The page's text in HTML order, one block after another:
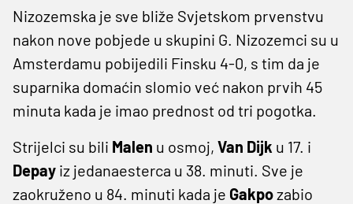
Nizozemska je sve bliže Svjetskom prvenstvu
nakon nove pobjede u skupini G. Nizozemci su u
Amsterdamu pobijedili Finsku 4-0, s tim da je
suparnika domaćin slomio već nakon prvih 45
minuta kada je imao prednost od tri pogotka.
Strijelci su bili Malen u osmoj, Van Dijk u 17. i
Depay iz jedanaesterca u 38. minuti. Sve je
zaokruženo u 84. minuti kada je Gakpozabio